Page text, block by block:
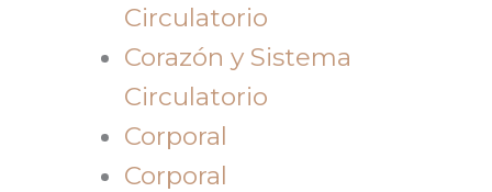
Circulatorio
Corazón y Sistema
Circulatorio
Corporal
Corporal